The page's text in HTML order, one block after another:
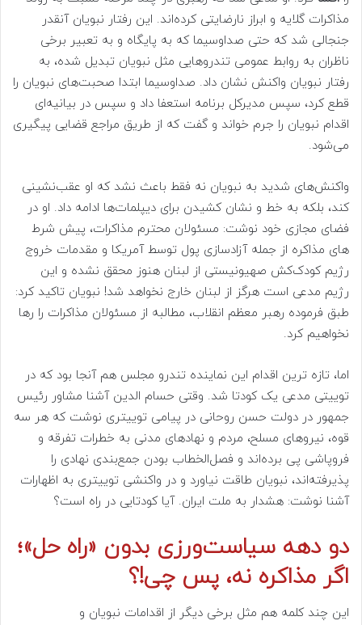
مذاکرات گلایه و ابراز نارضایتی کرده‌اند. این رفتار نبویان آنقدر
جنجالی شد که حتی صداوسیما که به پایگاه و به تعبیر برخی
ناظران به روابط عمومی تندروهایی مثل نبویان تبدیل شده، به
رفتار نبویان واکنش نشان داد. صداوسیما ابتدا صحبت‌های نبویان را
قطع کرد، سپس مدیرکل برنامه استعفا داد و سپس در بیانیه‌ای
اقدام نبویان را جرم خواند و گفت که از طریق مراجع قضایی پیگیری
می‌شود.
واکنش‌های شدید به نبویان نه فقط باعث نشد که او عقب‌نشینی
کند، بلکه به خط و نشان کشیدن برای دیپلمات‌ها ادامه داد. او در
فضای مجازی خود نوشت: مسئولان محترم مذاکرات، پیش شرط
های مذاکره از جمله آزادسازی پول توسط آمریکا و مقدمات خروج
رژیم کودک‌کش صهیونیستی از لبنان هنوز محقق نشده و این
رژیم مدعی است هرگز از لبنان خارج نخواهد شد! نبویان تاکید کرد:
طبق فرموده رهبر معظم انقلاب، مطالبه از مسئولان مذاکرات را رها
نخواهیم کرد.
اما، تازه ترین اقدام این نماینده تندرو مجلس هم آنجا بود که در
توییتی مدعی یک کودتا شد. وقتی حسام الدین آشنا مشاور رئیس
جمهور در دولت حسن روحانی در پیامی توییتری نوشت که هر سه
قوه، نیروهای مسلح، مردم و نهادهای مدنی به خطرات تفرقه و
فروپاشی پی برده‌اند و فصل‌الخطاب بودن جمع‌بندی نهادی را
پذیرفته‌اند، نبویان طاقت نیاورد و در واکنشی توییتری به اظهارات
آشنا نوشت: هشدار به ملت ایران. آیا کودتایی در راه است؟
دو دهه سیاست‌ورزی بدون «راه حل»؛
اگر مذاکره نه، پس چی!؟
این چند کلمه هم مثل برخی دیگر از اقدامات نبویان و